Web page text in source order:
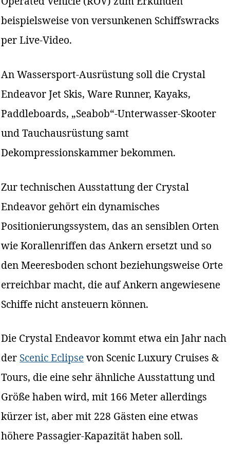
beispielsweise von versunkenen Schiffswracks
per Live-Video.
An Wassersport-Ausrüstung soll die Crystal
Endeavor Jet Skis, Ware Runner, Kayaks,
Paddleboards, „Seabob“-Unterwasser-Skooter
und Tauchausrüstung samt
Dekompressionskammer bekommen.
Zur technischen Ausstattung der Crystal
Endeavor gehört ein dynamisches
Positionierungssystem, das an sensiblen Orten
wie Korallenriffen das Ankern ersetzt und so
den Meeresboden schont beziehungsweise Orte
erreichbar macht, die auf Ankern angewiesene
Schiffe nicht ansteuern können.
Die Crystal Endeavor kommt etwa ein Jahr nach
der Scenic Eclipsevon Scenic Luxury Cruises &
Tours, die eine sehr ähnliche Ausstattung und
Größe haben wird, mit 166 Meter allerdings
kürzer ist, aber mit 228 Gästen eine etwas
höhere Passagier-Kapazität haben soll.